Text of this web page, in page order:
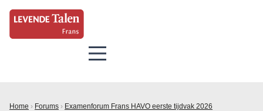
Home › Forums › Examenforum Frans HAVO eerste tijdvak 2026